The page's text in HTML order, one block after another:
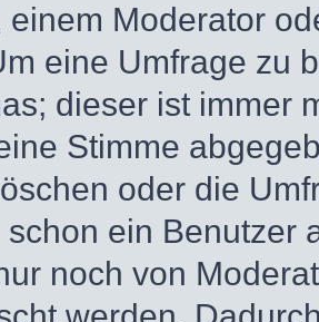
einem Moderator
eine Umfrage zu
dieser ist immer
Stimme
oder die
ein Benutzer
noch von